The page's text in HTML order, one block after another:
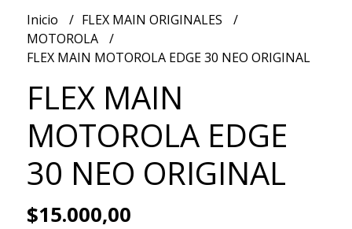
Inicio
FLEX MAIN ORIGINALES
MOTOROLA
FLEX MAIN MOTOROLA EDGE 30 NEO ORIGINAL
FLEX MAIN
MOTOROLA EDGE
30 NEO ORIGINAL
$15.000,00